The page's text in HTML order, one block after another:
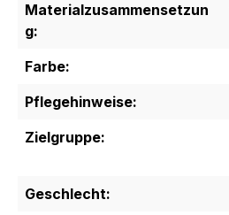
Materialzusammensetzun
g:
Farbe:
Pflegehinweise:
Zielgruppe:
Geschlecht: